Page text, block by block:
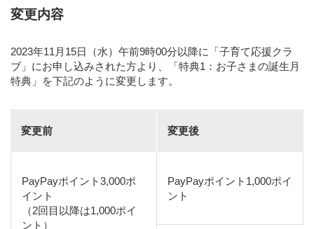
変更内容
2023年11月15日（水）午前9時00分以降に「子育て応援クラ
ブ」にお申し込みされた方より、「特典1：お子さまの誕生月
特典」を下記のように変更します。
変更前 変更後
PayPayポイント3,000ポ
イント
（2回目以降は1,000ポイ
ント）
PayPayポイント1,000ポイ
ント